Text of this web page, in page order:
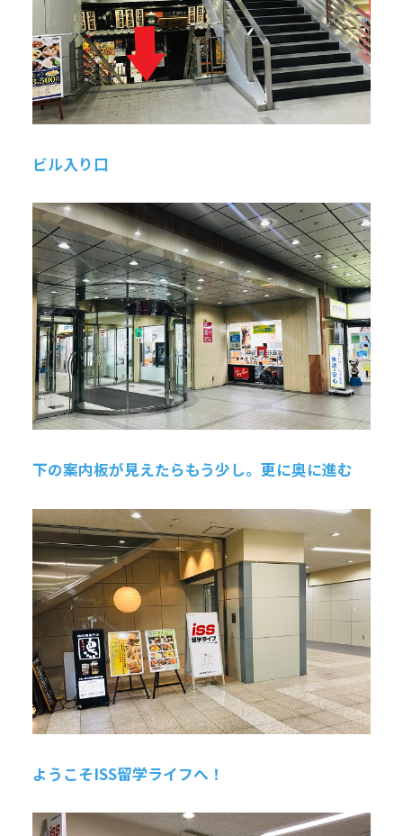
ビル入り口
下の案内板が見えたらもう少し。更に奥に進む
ようこそISS留学ライフへ！